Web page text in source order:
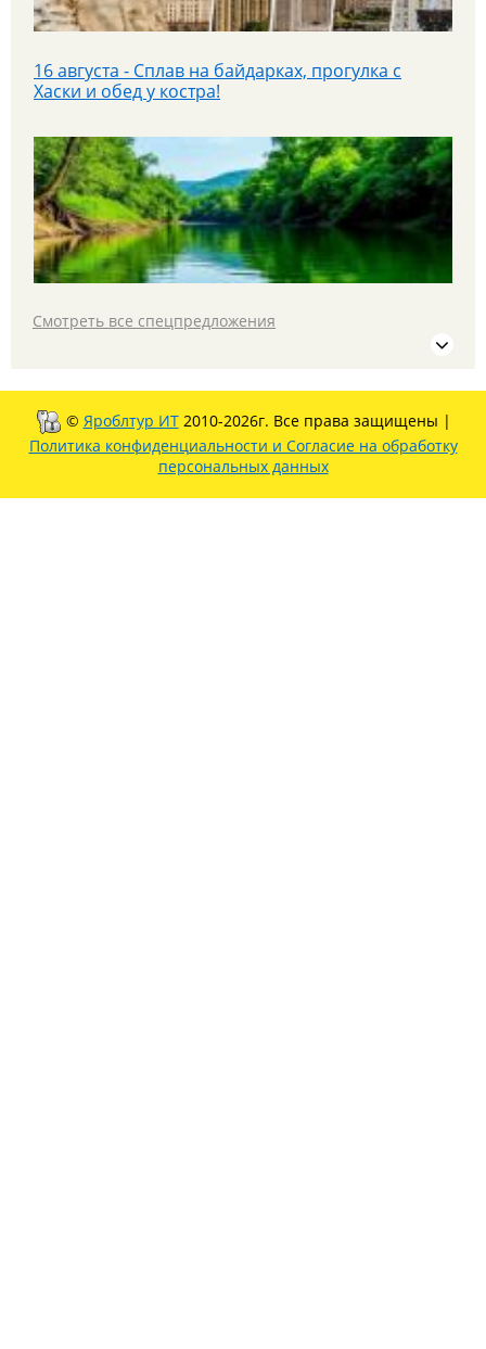
С 16 по 20 июля в Казань и Йошкар-Олу на
автобусе в тур "Республики без границ"
16 августа - Сплав на байдарках, прогулка с
Хаски и обед у костра!
Уже завтра 25 июля - едем гулять в парк Патриот!
Смотреть все спецпредложения
© Яроблтур ИТ2010-2026г. Все права защищены |
Политика конфиденциальности и Согласие на обработку
персональных данных